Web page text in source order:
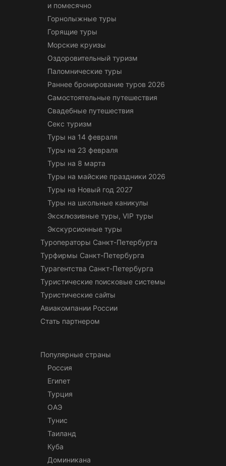
и помесячно
Горнолыжные туры
Горящие туры
Морские круизы
Оздоровительный туризм
Паломнические туры
Раннее бронирование туров 2026
Самостоятельные путешествия
Свадебные путешествия
Секс туризм
Туры на 14 февраля
Туры на 23 февраля
Туры на 8 марта
Туры на майские праздники 2026
Туры на Новый год 2027
Туры на школьные каникулы
Эксклюзивные туры, VIP туры
Экскурсионные туры
Туроператоры Санкт-Петербурга
Турфирмы Санкт-Петербурга
Турагентства Санкт-Петербурга
Туристические поисковые системы
Туристические сайты
Авиакомпании России
Стать партнером
Популярные страны
Россия
Египет
Турция
ОАЭ
Тунис
Таиланд
Куба
Доминикана